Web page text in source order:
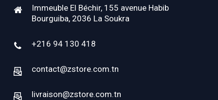
Immeuble El Béchir, 155 avenue Habib
Bourguiba, 2036 La Soukra
+216 94 130 418
contact@zstore.com.tn
livraison@zstore.com.tn